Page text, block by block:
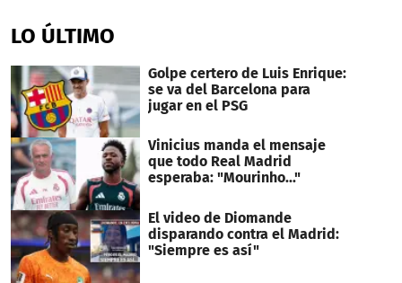
of
57
LO ÚLTIMO
Golpe certero de Luis Enrique:
se va del Barcelona para
jugar en el PSG
Vinicius manda el mensaje
que todo Real Madrid
esperaba: "Mourinho..."
El video de Diomande
disparando contra el Madrid:
"Siempre es así"